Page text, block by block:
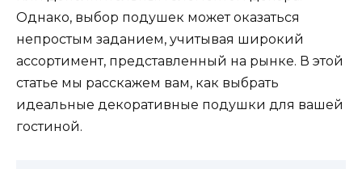
Однако, выбор подушек может оказаться
непростым заданием, учитывая широкий
ассортимент, представленный на рынке. В этой
статье мы расскажем вам, как выбрать
идеальные декоративные подушки для вашей
гостиной.